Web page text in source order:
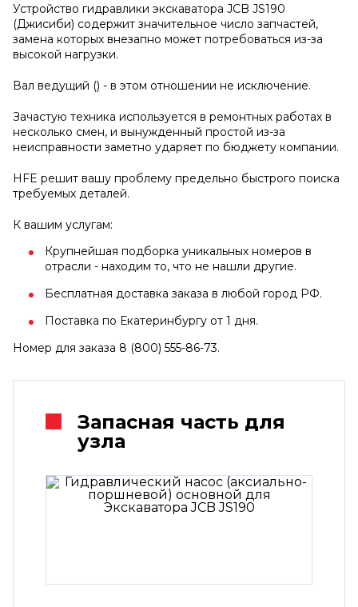
Устройство гидравлики экскаватора JCB JS190
(Джисиби) содержит значительное число запчастей,
замена которых внезапно может потребоваться из-за
высокой нагрузки.
Вал ведущий () - в этом отношении не исключение.
Зачастую техника используется в ремонтных работах в
несколько смен, и вынужденный простой из-за
неисправности заметно ударяет по бюджету компании.
HFE решит вашу проблему предельно быстрого поиска
требуемых деталей.
К вашим услугам:
Крупнейшая подборка уникальных номеров в
отрасли - находим то, что не нашли другие.
Бесплатная доставка заказа в любой город РФ.
Поставка по Екатеринбургу от 1 дня.
Номер для заказа 8 (800) 555-86-73.
Запасная часть для
узла